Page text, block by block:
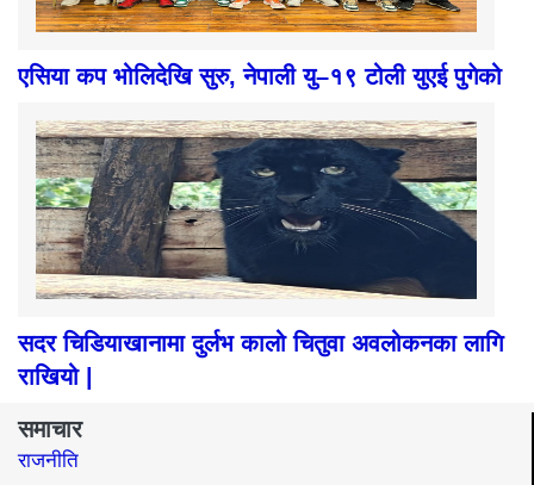
एसिया कप भोलिदेखि सुरु, नेपाली यु–१९ टोली युएई पुगेको
सदर चिडियाखानामा दुर्लभ कालो चितुवा अवलोकनका लागि
राखियो |
समाचार
राजनीति